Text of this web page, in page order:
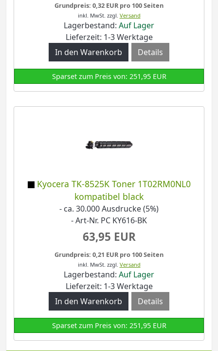
Grundpreis: 0,32 EUR pro 100 Seiten
inkl. MwSt. zzgl. Versand
Lagerbestand: Auf Lager
Lieferzeit: 1-3 Werktage
Details
Sparset zum Preis von: 251,95 EUR
Kyocera TK-8525K Toner 1T02RM0NL0
kompatibel black
- ca. 30.000 Ausdrucke (5%)
- Art-Nr. PC KY616-BK
63,95 EUR
Grundpreis: 0,21 EUR pro 100 Seiten
inkl. MwSt. zzgl. Versand
Lagerbestand: Auf Lager
Lieferzeit: 1-3 Werktage
Details
Sparset zum Preis von: 251,95 EUR